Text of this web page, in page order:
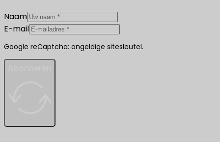
Naam
E-mail
Google reCaptcha: ongeldige sitesleutel.